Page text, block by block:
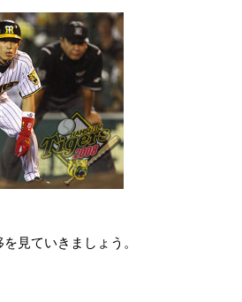
見ていきましょう。